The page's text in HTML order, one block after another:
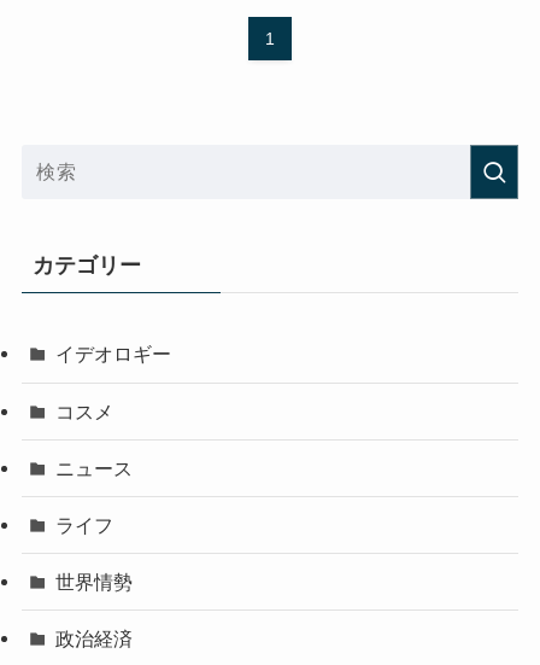
1
カテゴリー
イデオロギー
コスメ
ニュース
ライフ
世界情勢
政治経済